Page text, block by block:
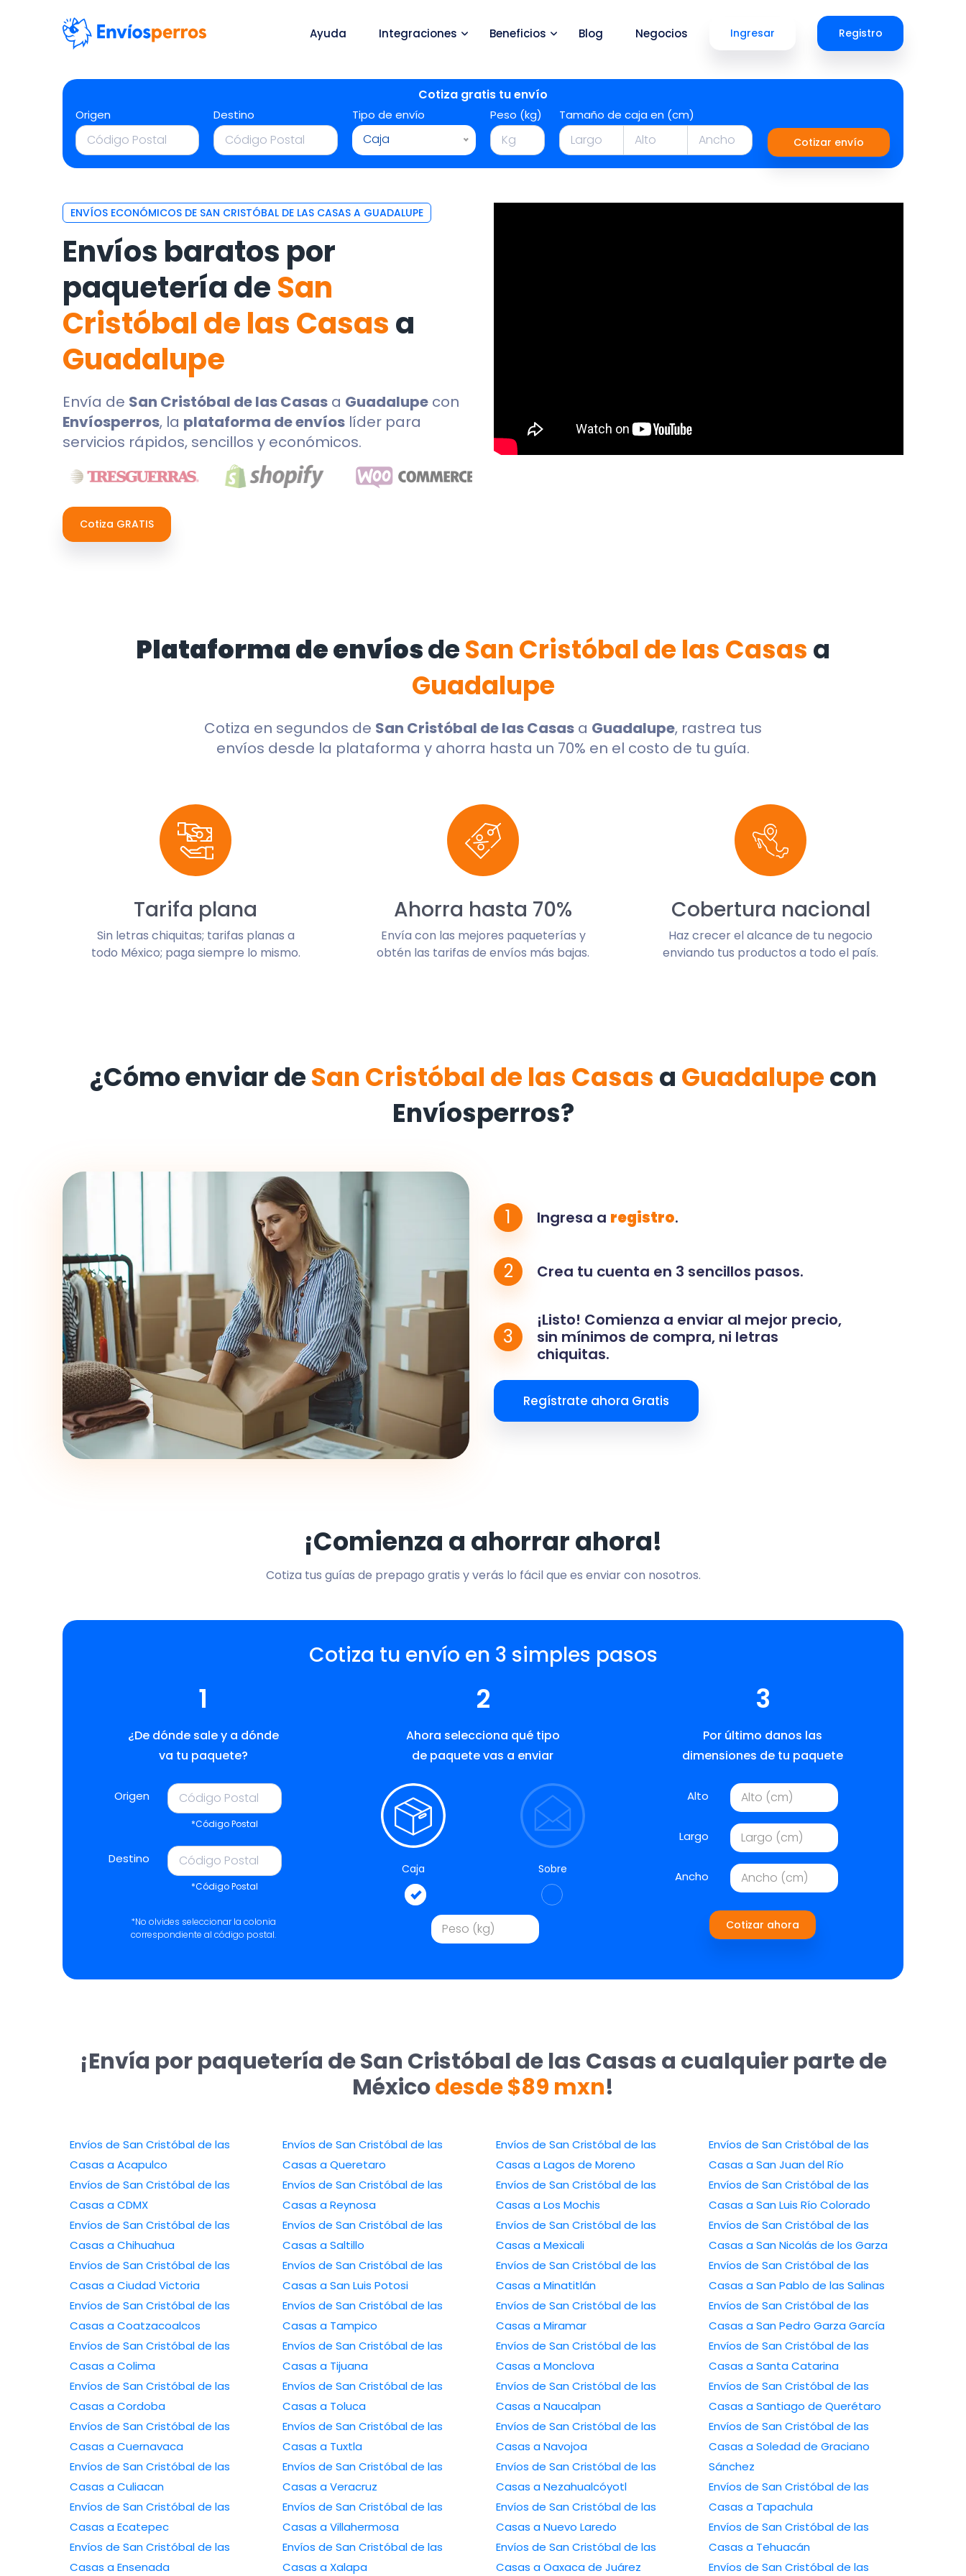
Ayuda Integraciones Beneficios Blog Negocios Ingresar Registro
Cotiza gratis tu envío
Origen Destino Tipo de envío
Caja
Peso (kg) Tamaño de caja en (cm)
Cotizar envío
ENVÍOS ECONÓMICOS DE SAN CRISTÓBAL DE LAS CASAS A GUADALUPE
Envíos baratos por
paquetería deSan
Cristóbal de las Casasa
Guadalupe
Envía de San Cristóbal de las Casas a Guadalupe con
Envíosperros, la plataforma de envíos líder para
servicios rápidos, sencillos y económicos.
Cotiza GRATIS
Plataforma de envíosdeSan Cristóbal de las Casas a
Guadalupe
Cotiza en segundos de San Cristóbal de las Casas a Guadalupe, rastrea tus
envíos desde la plataforma y ahorra hasta un 70% en el costo de tu guía.
Tarifa plana
Sin letras chiquitas; tarifas planas a
todo México; paga siempre lo mismo.
Ahorra hasta 70%
Envía con las mejores paqueterías y
obtén las tarifas de envíos más bajas.
Cobertura nacional
Haz crecer el alcance de tu negocio
enviando tus productos a todo el país.
¿Cómo enviar deSan Cristóbal de las Casas a Guadalupecon
Envíosperros?
1 Ingresa a registro.
2 Crea tu cuenta en 3 sencillos pasos.
3
¡Listo! Comienza a enviar al mejor precio,
sin mínimos de compra, ni letras
chiquitas.
Regístrate ahora Gratis
¡Comienza a ahorrar ahora!
Cotiza tus guías de prepago gratis y verás lo fácil que es enviar con nosotros.
Cotiza tu envío en 3 simples pasos
1
¿De dónde sale y a dónde
va tu paquete?
Origen
*Código Postal
Destino
*Código Postal
*No olvides seleccionar la colonia
correspondiente al código postal.
2
Ahora selecciona qué tipo
de paquete vas a enviar
Caja Sobre
3
Por último danos las
dimensiones de tu paquete
Alto
Largo
Ancho
Cotizar ahora
¡Envía por paquetería de San Cristóbal de las Casas a cualquier parte de
Méxicodesde $89 mxn!
Envíos de San Cristóbal de las
Casas a Acapulco
Envíos de San Cristóbal de las
Casas a CDMX
Envíos de San Cristóbal de las
Casas a Chihuahua
Envíos de San Cristóbal de las
Casas a Ciudad Victoria
Envíos de San Cristóbal de las
Casas a Coatzacoalcos
Envíos de San Cristóbal de las
Casas a Colima
Envíos de San Cristóbal de las
Casas a Cordoba
Envíos de San Cristóbal de las
Casas a Cuernavaca
Envíos de San Cristóbal de las
Casas a Culiacan
Envíos de San Cristóbal de las
Casas a Ecatepec
Envíos de San Cristóbal de las
Casas a Ensenada
Envíos de San Cristóbal de las
Casas a Queretaro
Envíos de San Cristóbal de las
Casas a Reynosa
Envíos de San Cristóbal de las
Casas a Saltillo
Envíos de San Cristóbal de las
Casas a San Luis Potosi
Envíos de San Cristóbal de las
Casas a Tampico
Envíos de San Cristóbal de las
Casas a Tijuana
Envíos de San Cristóbal de las
Casas a Toluca
Envíos de San Cristóbal de las
Casas a Tuxtla
Envíos de San Cristóbal de las
Casas a Veracruz
Envíos de San Cristóbal de las
Casas a Villahermosa
Envíos de San Cristóbal de las
Casas a Xalapa
Envíos de San Cristóbal de las
Casas a Lagos de Moreno
Envíos de San Cristóbal de las
Casas a Los Mochis
Envíos de San Cristóbal de las
Casas a Mexicali
Envíos de San Cristóbal de las
Casas a Minatitlán
Envíos de San Cristóbal de las
Casas a Miramar
Envíos de San Cristóbal de las
Casas a Monclova
Envíos de San Cristóbal de las
Casas a Naucalpan
Envíos de San Cristóbal de las
Casas a Navojoa
Envíos de San Cristóbal de las
Casas a Nezahualcóyotl
Envíos de San Cristóbal de las
Casas a Nuevo Laredo
Envíos de San Cristóbal de las
Casas a Oaxaca de Juárez
Envíos de San Cristóbal de las
Casas a San Juan del Río
Envíos de San Cristóbal de las
Casas a San Luis Río Colorado
Envíos de San Cristóbal de las
Casas a San Nicolás de los Garza
Envíos de San Cristóbal de las
Casas a San Pablo de las Salinas
Envíos de San Cristóbal de las
Casas a San Pedro Garza García
Envíos de San Cristóbal de las
Casas a Santa Catarina
Envíos de San Cristóbal de las
Casas a Santiago de Querétaro
Envíos de San Cristóbal de las
Casas a Soledad de Graciano
Sánchez
Envíos de San Cristóbal de las
Casas a Tapachula
Envíos de San Cristóbal de las
Casas a Tehuacán
Envíos de San Cristóbal de las